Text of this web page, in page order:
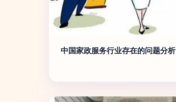
中国家政服务行业存在的问题分析